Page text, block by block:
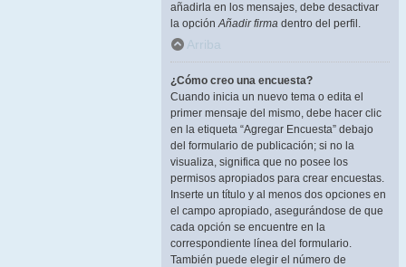
añadirla en los mensajes, debe desactivar
la opciónAñadir firma dentro del perfil.
Arriba
¿Cómo creo una encuesta?
Cuando inicia un nuevo tema o edita el
primer mensaje del mismo, debe hacer clic
en la etiqueta “Agregar Encuesta” debajo
del formulario de publicación; si no la
visualiza, significa que no posee los
permisos apropiados para crear encuestas.
Inserte un título y al menos dos opciones en
el campo apropiado, asegurándose de que
cada opción se encuentre en la
correspondiente línea del formulario.
También puede elegir el número de